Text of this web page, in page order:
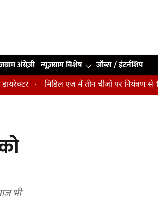
अंग्रेज़ी न्यूज़ग्राम विशेष जॉब्स / इंटर्नशिप
मिडिल एज में तीन चीजों पर नियंत्रण से 13
भी